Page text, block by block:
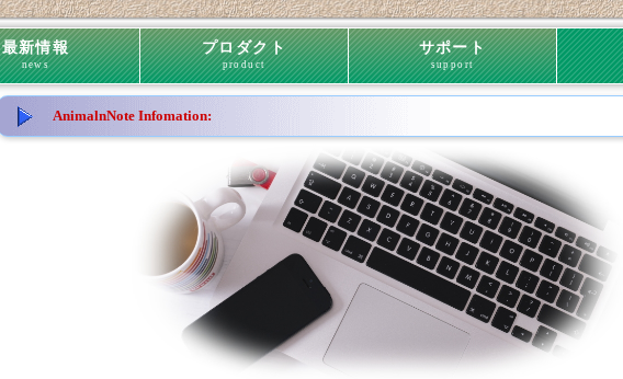
最新情報
news
プロダクト
product
サポート
support
AnimalnNote Infomation: